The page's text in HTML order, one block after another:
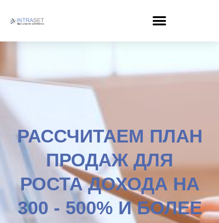
содержимому
РАССЧИТАЕМ ПЛАН
ПРОДАЖ ДЛЯ
РОСТА ДОХОДА НА
300 - 500% И БОЛЕЕ